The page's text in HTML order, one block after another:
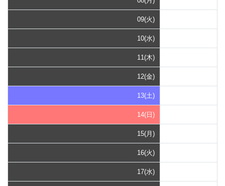
09(火)
10(水)
11(木)
12(金)
13(土)
14(日)
15(月)
16(火)
17(水)